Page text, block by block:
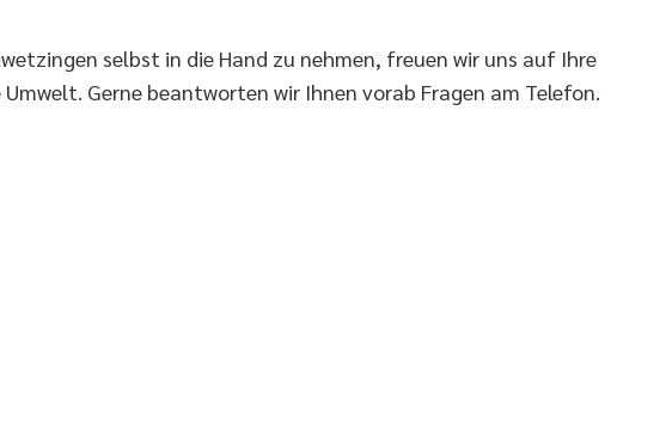
selbst in die Hand zu nehmen, freuen wir uns auf Ihre
Gerne beantworten wir Ihnen vorab Fragen am Telefon.